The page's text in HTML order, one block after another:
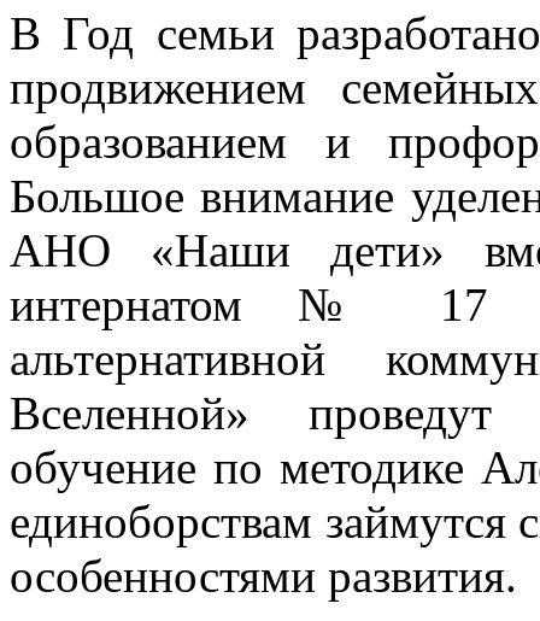
В Год семьи
продвижением
образованием и
Большое внимание
АНО «Наши дети»
интернатом № 17
альтернативной
Вселенной»
обучение по методике
единоборствам займутся
особенностями развития.